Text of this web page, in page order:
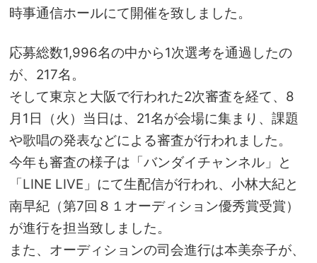
時事通信ホールにて開催を致しました。
応募総数1,996名の中から1次選考を通過したの
が、217名。
そして東京と大阪で行われた2次審査を経て、8
月1日（火）当日は、21名が会場に集まり、課題
や歌唱の発表などによる審査が行われました。
今年も審査の様子は「バンダイチャンネル」と
「LINE LIVE」にて生配信が行われ、小林大紀と
南早紀（第7回８１オーディション優秀賞受賞）
が進行を担当致しました。
また、オーディションの司会進行は本美奈子が、